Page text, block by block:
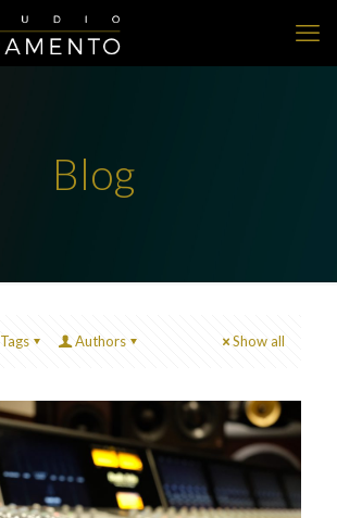
Blog
Tags Authors Show all